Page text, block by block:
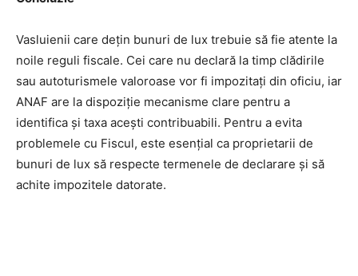
Vasluienii care dețin bunuri de lux trebuie să fie atente la
noile reguli fiscale. Cei care nu declară la timp clădirile
sau autoturismele valoroase vor fi impozitați din oficiu, iar
ANAF are la dispoziție mecanisme clare pentru a
identifica și taxa acești contribuabili. Pentru a evita
problemele cu Fiscul, este esențial ca proprietarii de
bunuri de lux să respecte termenele de declarare și să
achite impozitele datorate.